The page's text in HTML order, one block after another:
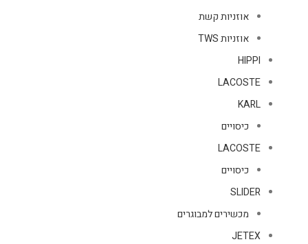
אוזניות קשת
אוזניות TWS
HIPPI
LACOSTE
KARL
כיסויים
LACOSTE
כיסויים
SLIDER
מכשירים למבוגרים
JETEX